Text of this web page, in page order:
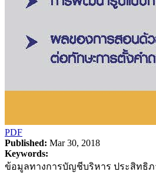
PDF
Published: Mar 30, 2018
Keywords:
ข้อมูลทางการบัญชีบริหาร ประสิทธิภ